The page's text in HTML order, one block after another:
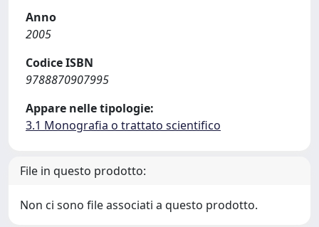
Anno
2005
Codice ISBN
9788870907995
Appare nelle tipologie:
3.1 Monografia o trattato scientifico
File in questo prodotto:
Non ci sono file associati a questo prodotto.